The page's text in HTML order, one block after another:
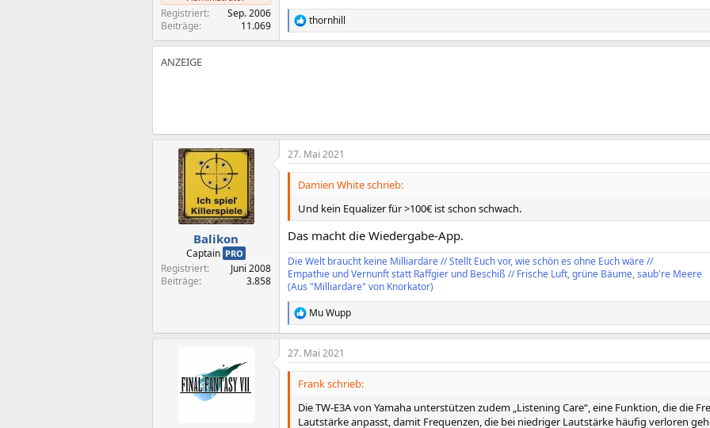
Registriert
Sep. 2006
Beiträge
11.069
R
e
a
n
:
thornhill
Balikon
Captain PRO
Registriert
Juni 2008
Beiträge
3.858
27. Mai 2021
Damien White schrieb:
Und kein Equalizer für >100€ ist schon schwach.
Das macht die Wiedergabe-App.
Die Welt braucht keine Milliardäre // Stellt Euch vor, wie schön es ohne Euch wäre //
Empathie und Vernunft statt Raffgier und Beschiß // Frische Luft, grüne Bäume, saub're Meere
(Aus "Milliardäre" von Knorkator)
R
e
a
k
t
Mu Wupp
27. Mai 2021
Frank schrieb:
Die TW-E3A von Yamaha unterstützen zudem „Listening Care“, eine Funktion, die die
Lautstärke anpasst, damit Frequenzen, die bei niedriger Lautstärke häufig verloren